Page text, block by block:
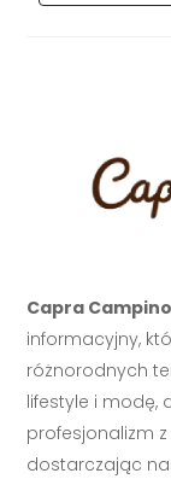
Capra
informacyjny,
różnorodnych
lifestyle i modę,
profesjonalizm
dostarczając